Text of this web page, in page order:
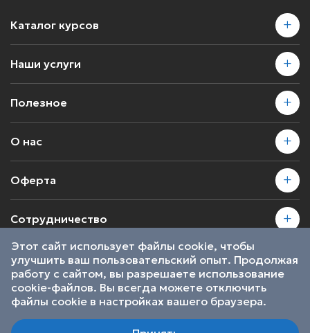
Каталог курсов
Наши услуги
Полезное
О нас
Оферта
Сотрудничество
2026 © SkillsProof | Все права защищены
Пользовательское соглашение
Являемся участниками
Этот сайт использует файлы cookie, чтобы
улучшить ваш пользовательский опыт. Продолжая
работу с сайтом, вы разрешаете использование
cookie-файлов. Вы всегда можете отключить
файлы cookie в настройках вашего браузера.